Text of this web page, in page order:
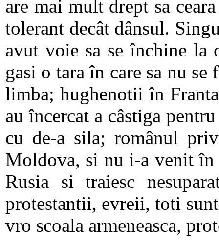
are mai mult drept sa
tolerant decât dânsul.
avut voie sa se închine la
gasi o tara în care sa nu
limba; hughenotii în
au încercat a câstiga
cu de-a sila; românul
Moldova, si nu i-a venit în
Rusia si traiesc
protestantii, evreii, toti
vro scoala armeneasca,